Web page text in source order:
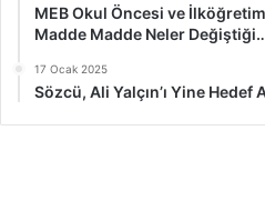
MEB Okul Öncesi ve
Madde Madde Neler
17 Ocak 2025
Sözcü, Ali Yalçın’ı Yine Hedef